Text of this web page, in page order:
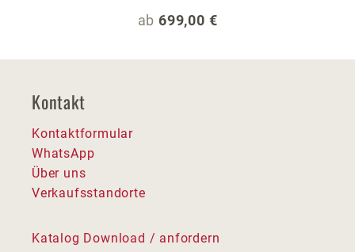
Regulärer Preis:
ab 699,00 €
Kontakt
Kontaktformular
WhatsApp
Über uns
Verkaufsstandorte
Katalog Download / anfordern